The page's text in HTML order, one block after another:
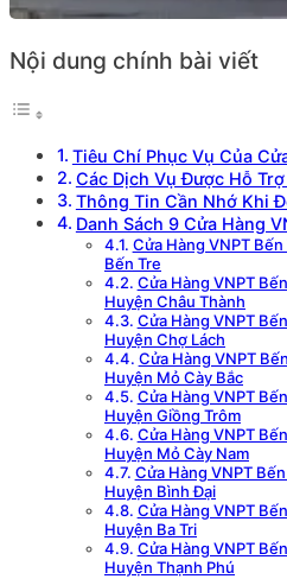
Nội dung chính bài viết
Tiêu Chí Phục Vụ Của
Các Dịch Vụ Được Hỗ
Thông Tin Cần Nhớ Khi
Danh Sách 9 Cửa Hàng
Cửa Hàng VNPT Bến
Bến Tre
Cửa Hàng VNPT
Huyện Châu Thành
Cửa Hàng VNPT
Huyện Chợ Lách
Cửa Hàng VNPT
Huyện Mỏ Cày Bắc
Cửa Hàng VNPT
Huyện Giồng Trôm
Cửa Hàng VNPT
Huyện Mỏ Cày Nam
Cửa Hàng VNPT
Huyện Bình Đại
Cửa Hàng VNPT
Huyện Ba Tri
Cửa Hàng VNPT
Huyện Thạnh Phú